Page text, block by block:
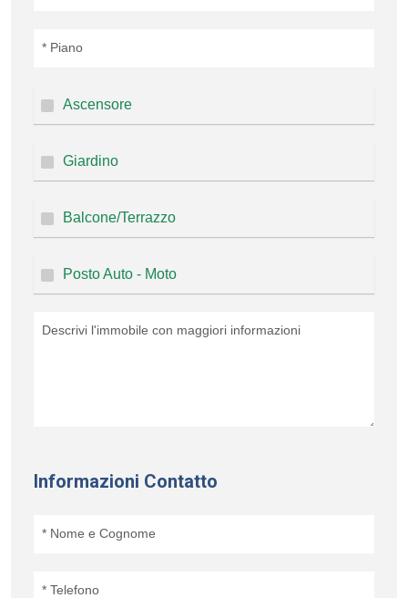
Ascensore
Giardino
Balcone/Terrazzo
Posto Auto - Moto
Informazioni Contatto